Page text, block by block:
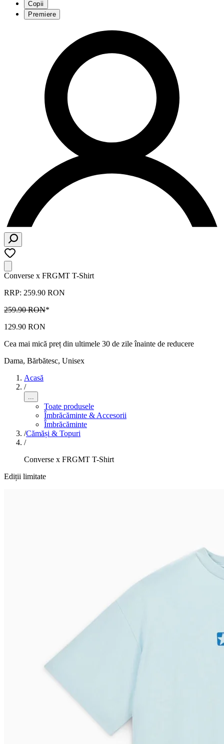
Copii
Premiere
Converse x FRGMT T-Shirt
RRP: 259.90 RON
259.90 RON*
129.90 RON
Cea mai mică preț din ultimele 30 de zile înainte de reducere
Dama, Bărbătesc, Unisex
Acasă
/
...
Toate produsele
Îmbrăcăminte & Accesorii
Îmbrăcăminte
/Cămăși & Topuri
/
Converse x FRGMT T-Shirt
Ediții limitate